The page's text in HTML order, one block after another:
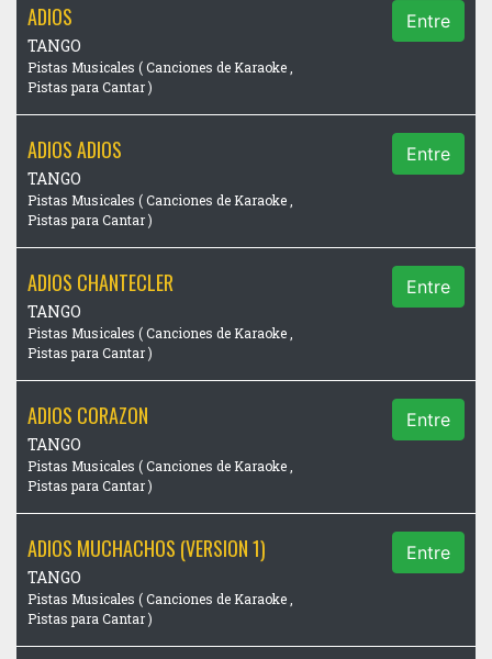
ADIOS
TANGO
Pistas Musicales ( Canciones de Karaoke ,
Pistas para Cantar )
Entre
ADIOS ADIOS
TANGO
Pistas Musicales ( Canciones de Karaoke ,
Pistas para Cantar )
Entre
ADIOS CHANTECLER
TANGO
Pistas Musicales ( Canciones de Karaoke ,
Pistas para Cantar )
Entre
ADIOS CORAZON
TANGO
Pistas Musicales ( Canciones de Karaoke ,
Pistas para Cantar )
Entre
ADIOS MUCHACHOS (VERSION 1)
TANGO
Pistas Musicales ( Canciones de Karaoke ,
Pistas para Cantar )
Entre